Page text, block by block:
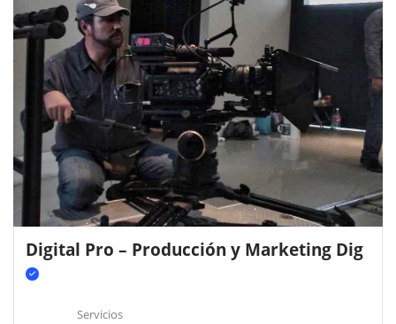
Digital Pro – Producción y Marketing Dig
Servicios